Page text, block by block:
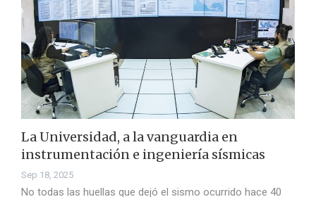
La Universidad, a la vanguardia en
instrumentación e ingeniería sísmicas
Sep 18, 2025
No todas las huellas que dejó el sismo ocurrido hace 40